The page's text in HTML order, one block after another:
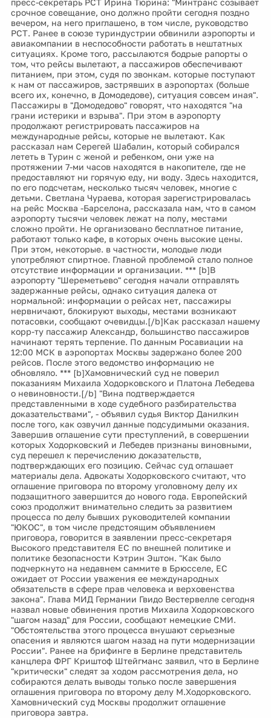
срочное совещание, оно должно пройти сегодня поздно
вечером, на него приглашено, в том числе, руководство
РСТ. Ранее в союзе туриндустрии обвинили аэропорты и
авиакомпании в неспособности работать в нештатных
ситуациях. Кроме того, рассылаются бодрые рапорты о
том, что рейсы вылетают, а пассажиров обеспечивают
питанием, при этом, судя по звонкам. которые поступают
к нам от пассажиров, застрявших в аэропортах (больше
всего их, конечно, в Домодедове), ситуация совсем иная".
Пассажиры в "Домодедово" говорят, что находятся "на
грани истерики и взрыва". При этом в аэропорту
продолжают регистрировать пассажиров на
международные рейсы, которые не вылетают. Как
рассказал нам Серегей Шабалин, который собирался
лететь в Турин с женой и ребенком, они уже на
протяжении 7-ми часов находятся в накопителе, где не
предоставляют ни горячую еду, ни воду. Здесь находится,
по его подсчетам, несколько тысяч человек, многие с
детьми. Светлана Чураева, которая зарегистрировалась
на рейс Москва -Барселона, рассказала нам, что в самом
аэропорту тысячи человек лежат на полу, местами
сложно пройти. Не организовано бесплатное питание,
работают только кафе, в которых очень высокие цены.
При этом, некоторые. в частности, молодые люди
употребляют спиртное. Главной проблемой стало полное
отсутствие информации и организации. *** [b]В
аэропорту "Шереметьево" сегодня начали отправлять
задержанные рейсы, однако ситуация далека от
нормальной: информации о рейсах нет, пассажиры
нервничают, блокируют выходы, местами возникают
потасовки, сообщают очевидцы.[/b]Как рассказал нашему
корр-ту пассажир Александр, большинство пассажиров
начинают терять терпение. По данным Росавиации на
12:00 МСК в аэропортах Москвы задержано более 200
рейсов. После этого ведомство информацию не
обновляло. *** [b]Хамовнический суд не поверил
показаниям Михаила Ходорковского и Платона Лебедева
о невиновности.[/b] "Вина подтверждается
представленными в ходе судебного разбирательства
доказательствами", - объявил судья Виктор Данилкин
после того, как озвучил данные подсудимыми оказания.
Завершив оглашение сути преступлений, в совершении
которых Ходорковский и Лебедев признаны виновными,
суд перешел к перечислению доказательств,
подтверждающих его позицию. Сейчас суд оглашает
материалы дела. Адвокаты Ходорковского считают, что
оглашение приговора по второму уголовному делу их
подзащитного завершится до нового года. Европейский
союз продолжит внимательно следить за развитием
процесса по делу бывших руководителей компании
"ЮКОС", в том числе предстоящим объявлением
приговора, говорится в заявлении пресс-секретаря
Высокого представителя ЕС по внешней политике и
политике безопасности Кэтрин Эштон. "Как было
подчеркнуто на недавнем саммите в Брюсселе, ЕС
ожидает от России уважения ее международных
обязательств в сфере прав человека и верховенства
закона". Глава МИД Германии Гвидо Вестервелле сегодня
назвал новые обвинения против Михаила Ходорковского
"шагом назад" для России, сообщают немецкие СМИ.
"Обстоятельства этого процесса внушают серьезные
опасения и являются шагом назад на пути модернизации
России". Ранее на брифинге в Берлине представитель
канцлера ФРГ Криштоф Штейгманс заявил, что в Берлине
"критически" следят за ходом рассмотрения дела, но
собираются делать выводы только после завершения
оглашения приговора по второму делу М.Ходорковского.
Хамовнический суд Москвы продолжит оглашение
приговора завтра.